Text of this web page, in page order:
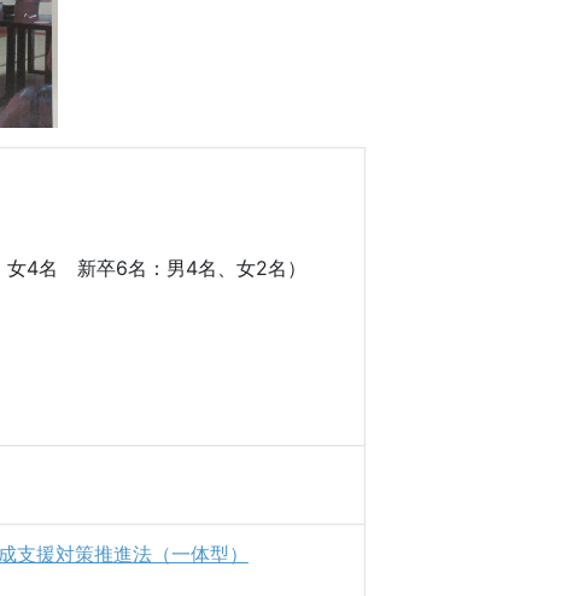
4名 新卒6名：男4名、女2名）
援対策推進法（一体型）